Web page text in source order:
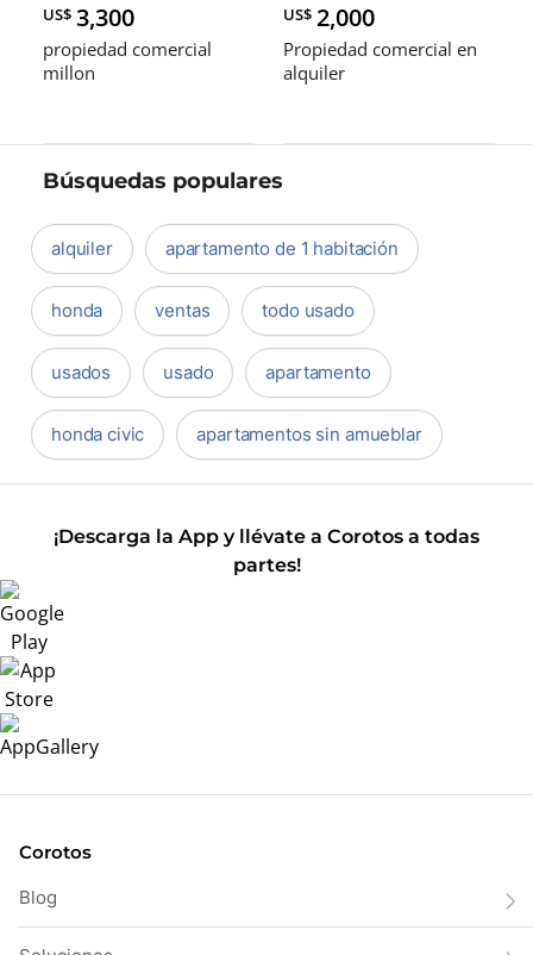
US$ 3,300
propiedad comercial
millon
US$ 2,000
Propiedad comercial en
alquiler
Búsquedas populares
alquiler apartamento de 1 habitación
honda ventas todo usado
usados usado apartamento
honda civic apartamentos sin amueblar
¡Descarga la App y llévate a Corotos a todas
partes!
Corotos
Blog